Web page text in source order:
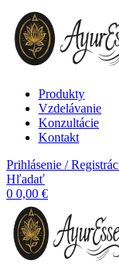
Produkty
Vzdelávanie
Konzultácie
Kontakt
Prihlásenie /
Hľadať
0 0,00 €